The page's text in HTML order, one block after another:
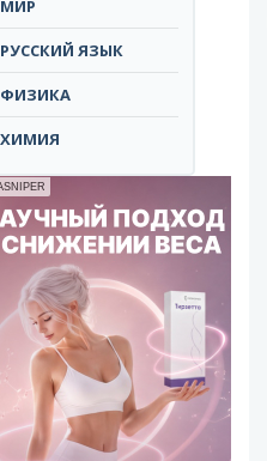
МИР
РУССКИЙ ЯЗЫК
ФИЗИКА
ХИМИЯ